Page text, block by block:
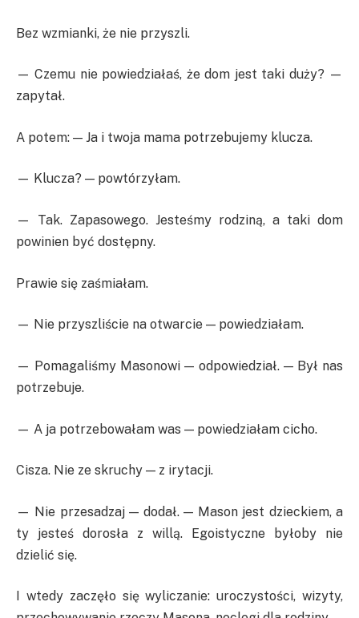
Bez wzmianki, że nie przyszli.
— Czemu nie powiedziałaś, że dom jest taki duży? —
zapytał.
A potem: — Ja i twoja mama potrzebujemy klucza.
— Klucza? — powtórzyłam.
— Tak. Zapasowego. Jesteśmy rodziną, a taki dom
powinien być dostępny.
Prawie się zaśmiałam.
— Nie przyszliście na otwarcie — powiedziałam.
— Pomagaliśmy Masonowi — odpowiedział. — Był nas
potrzebuje.
— A ja potrzebowałam was — powiedziałam cicho.
Cisza. Nie ze skruchy — z irytacji.
— Nie przesadzaj — dodał. — Mason jest dzieckiem, a
ty jesteś dorosła z willą. Egoistyczne byłoby nie
dzielić się.
I wtedy zaczęło się wyliczanie: uroczystości, wizyty,